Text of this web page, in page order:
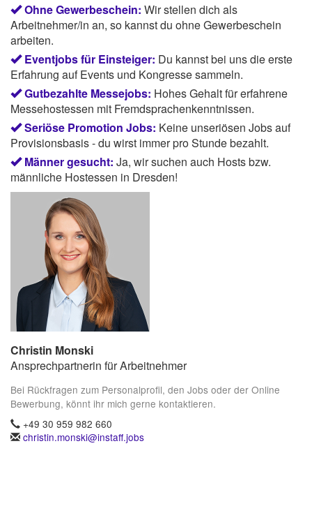
Ohne Gewerbeschein: Wir stellen dich als
Arbeitnehmer/in an, so kannst du ohne Gewerbeschein
arbeiten.
Eventjobs für Einsteiger: Du kannst bei uns die erste
Erfahrung auf Events und Kongresse sammeln.
Gutbezahlte Messejobs: Hohes Gehalt für erfahrene
Messehostessen mit Fremdsprachenkenntnissen.
Seriöse Promotion Jobs: Keine unseriösen Jobs auf
Provisionsbasis - du wirst immer pro Stunde bezahlt.
Männer gesucht: Ja, wir suchen auch Hosts bzw.
männliche Hostessen in Dresden!
Christin Monski
Ansprechpartnerin für Arbeitnehmer
Bei Rückfragen zum Personalprofil, den Jobs oder der Online
Bewerbung, könnt ihr mich gerne kontaktieren.
+49 30 959 982 660
christin.monski@instaff.jobs